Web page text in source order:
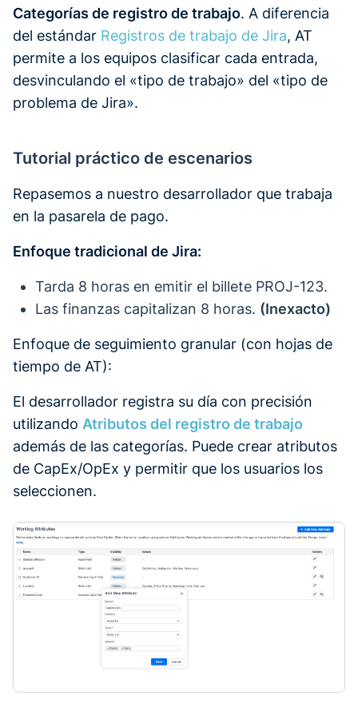
Categorías de registro de trabajo. A diferencia
del estándar Registros de trabajo de Jira, AT
permite a los equipos clasificar cada entrada,
desvinculando el «tipo de trabajo» del «tipo de
problema de Jira».
Tutorial práctico de escenarios
Repasemos a nuestro desarrollador que trabaja
en la pasarela de pago.
Enfoque tradicional de Jira:
Tarda 8 horas en emitir el billete PROJ-123.
Las finanzas capitalizan 8 horas. (Inexacto)
Enfoque de seguimiento granular (con hojas de
tiempo de AT):
El desarrollador registra su día con precisión
utilizando Atributos del registro de trabajo
además de las categorías. Puede crear atributos
de CapEx/OpEx y permitir que los usuarios los
seleccionen.